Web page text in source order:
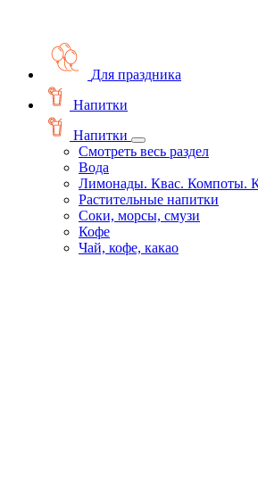
Для праздника
Напитки
Напитки
Смотреть весь раздел
Вода
Лимонады. Квас. Компоты.
Растительные напитки
Соки, морсы, смузи
Кофе
Чай, кофе, какао